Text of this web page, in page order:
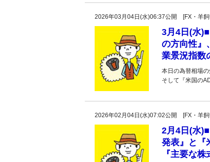
2026年03月04日(水)06:37公開 [FX・羊飼
3月4日(水
の方向性』
業景況指数
本日の為替相場
そして『米国の
2026年02月04日(水)07:02公開 [FX・羊飼
2月4日(水
発表』と『
『主要な